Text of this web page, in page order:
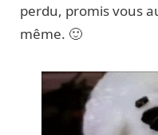
perdu, promis vous
même. 🙂